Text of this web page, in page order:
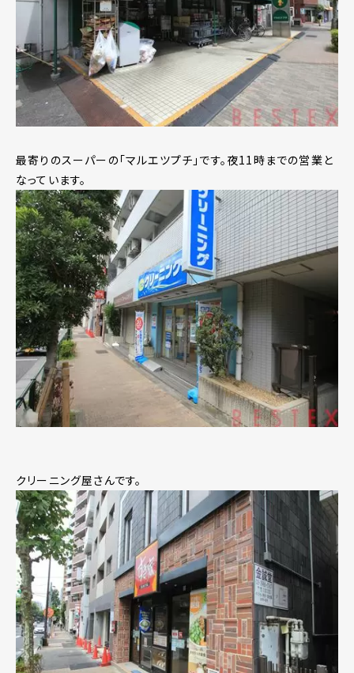
最寄りのスーパーの「マルエツプチ」です。夜11時までの営業と
なっています。
クリーニング屋さんです。